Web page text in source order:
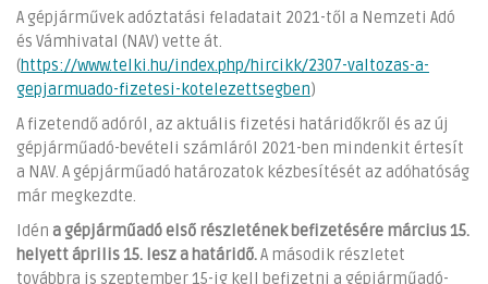
A gépjárművek adóztatási feladatait 2021-től a Nemzeti Adó
és Vámhivatal (NAV) vette át.
(https://www.telki.hu/index.php/hircikk/2307-valtozas-a-
gepjarmuado-fizetesi-kotelezettsegben)
A fizetendő adóról, az aktuális fizetési határidőkről és az új
gépjárműadó-bevételi számláról 2021-ben mindenkit értesít
a NAV. A gépjárműadó határozatok kézbesítését az adóhatóság
már megkezdte.
Idén a gépjárműadó első részletének befizetésére március 15.
helyett április 15. lesz a határidő.A második részletet
továbbra is szeptember 15-ig kell befizetni a gépjárműadó-